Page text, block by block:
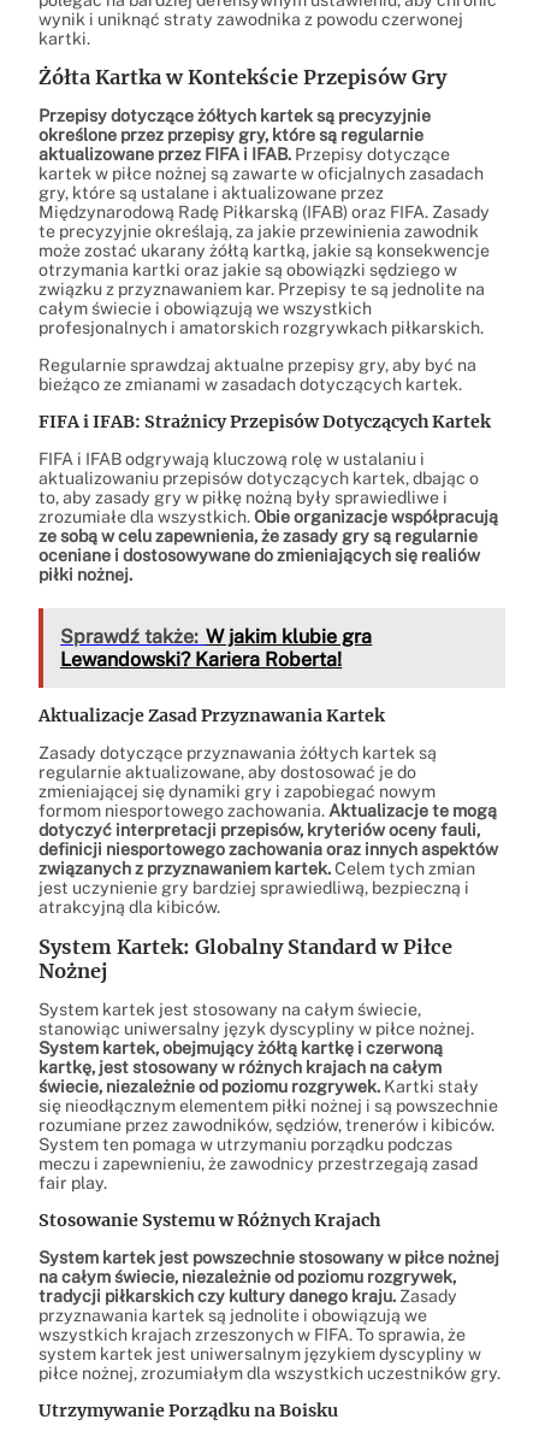
wynik i uniknąć straty zawodnika z powodu czerwonej
kartki.
Żółta Kartka w Kontekście Przepisów Gry
Przepisy dotyczące żółtych kartek są precyzyjnie
określone przez przepisy gry, które są regularnie
aktualizowane przez FIFA i IFAB. Przepisy dotyczące
kartek w piłce nożnej są zawarte w oficjalnych zasadach
gry, które są ustalane i aktualizowane przez
Międzynarodową Radę Piłkarską (IFAB) oraz FIFA. Zasady
te precyzyjnie określają, za jakie przewinienia zawodnik
może zostać ukarany żółtą kartką, jakie są konsekwencje
otrzymania kartki oraz jakie są obowiązki sędziego w
związku z przyznawaniem kar. Przepisy te są jednolite na
całym świecie i obowiązują we wszystkich
profesjonalnych i amatorskich rozgrywkach piłkarskich.
Regularnie sprawdzaj aktualne przepisy gry, aby być na
bieżąco ze zmianami w zasadach dotyczących kartek.
FIFA i IFAB: Strażnicy Przepisów Dotyczących Kartek
FIFA i IFAB odgrywają kluczową rolę w ustalaniu i
aktualizowaniu przepisów dotyczących kartek, dbając o
to, aby zasady gry w piłkę nożną były sprawiedliwe i
zrozumiałe dla wszystkich.Obie organizacje współpracują
ze sobą w celu zapewnienia, że zasady gry są regularnie
oceniane i dostosowywane do zmieniających się realiów
piłki nożnej.
Sprawdź także: W jakim klubie gra
Lewandowski? Kariera Roberta!
Aktualizacje Zasad Przyznawania Kartek
Zasady dotyczące przyznawania żółtych kartek są
regularnie aktualizowane, aby dostosować je do
zmieniającej się dynamiki gry i zapobiegać nowym
formom niesportowego zachowania.Aktualizacje te mogą
dotyczyć interpretacji przepisów, kryteriów oceny fauli,
definicji niesportowego zachowania oraz innych aspektów
związanych z przyznawaniem kartek.Celem tych zmian
jest uczynienie gry bardziej sprawiedliwą, bezpieczną i
atrakcyjną dla kibiców.
System Kartek: Globalny Standard w Piłce
Nożnej
System kartek jest stosowany na całym świecie,
stanowiąc uniwersalny język dyscypliny w piłce nożnej.
System kartek, obejmujący żółtą kartkę i czerwoną
kartkę, jest stosowany w różnych krajach na całym
świecie, niezależnie od poziomu rozgrywek. Kartki stały
się nieodłącznym elementem piłki nożnej i są powszechnie
rozumiane przez zawodników, sędziów, trenerów i kibiców.
System ten pomaga w utrzymaniu porządku podczas
meczu i zapewnieniu, że zawodnicy przestrzegają zasad
fair play.
Stosowanie Systemu w Różnych Krajach
System kartek jest powszechnie stosowany w piłce nożnej
na całym świecie, niezależnie od poziomu rozgrywek,
tradycji piłkarskich czy kultury danego kraju. Zasady
przyznawania kartek są jednolite i obowiązują we
wszystkich krajach zrzeszonych w FIFA. To sprawia, że
system kartek jest uniwersalnym językiem dyscypliny w
piłce nożnej, zrozumiałym dla wszystkich uczestników gry.
Utrzymywanie Porządku na Boisku